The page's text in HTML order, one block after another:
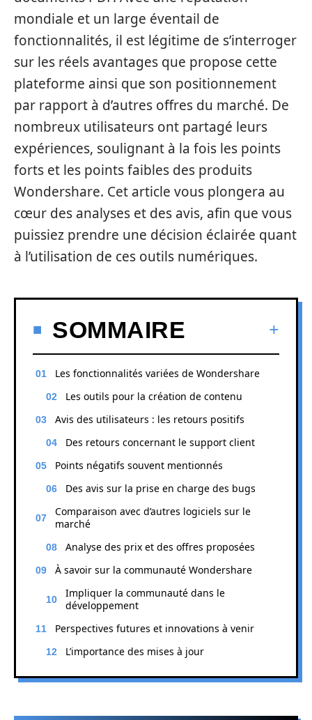
mondiale et un large éventail de
fonctionnalités, il est légitime de s’interroger
sur les réels avantages que propose cette
plateforme ainsi que son positionnement
par rapport à d’autres offres du marché. De
nombreux utilisateurs ont partagé leurs
expériences, soulignant à la fois les points
forts et les points faibles des produits
Wondershare. Cet article vous plongera au
cœur des analyses et des avis, afin que vous
puissiez prendre une décision éclairée quant
à l’utilisation de ces outils numériques.
SOMMAIRE
Les fonctionnalités variées de Wondershare
Les outils pour la création de contenu
Avis des utilisateurs : les retours positifs
Des retours concernant le support client
Points négatifs souvent mentionnés
Des avis sur la prise en charge des bugs
Comparaison avec d’autres logiciels sur le
marché
Analyse des prix et des offres proposées
À savoir sur la communauté Wondershare
Impliquer la communauté dans le
développement
Perspectives futures et innovations à venir
L’importance des mises à jour